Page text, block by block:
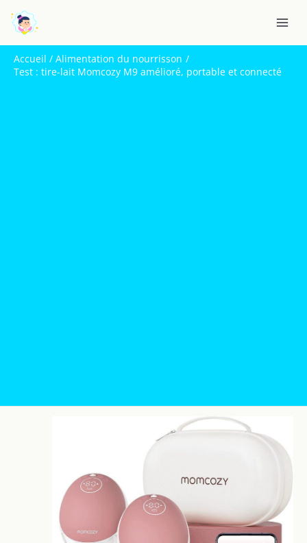
contenu
Accueil
Alimentation du nourrisson
Test : tire-lait Momcozy M9 amélioré, portable et connecté
e
c
h